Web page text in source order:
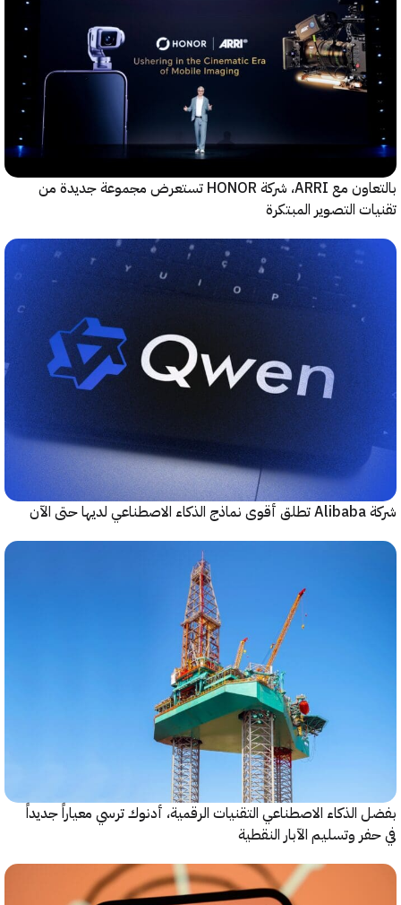
بالتعاون مع ARRI، شركة HONOR تستعرض مجموعة جديدة من
التصوير المبتكرة
الاصطناعي التقنيات الرقمية، أدنوك ترسي معياراً جديداً
وتسليم الآبار النقطية